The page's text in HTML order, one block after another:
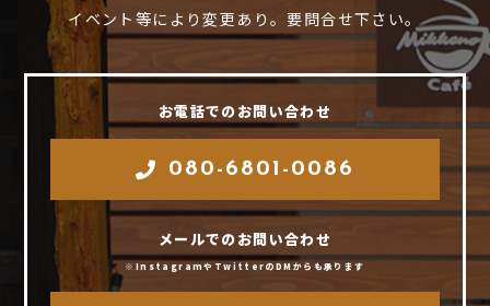
イベント等により変更あり。要問合せ下さい。
お電話でのお問い合わせ
080-6801-0086
メールでのお問い合わせ
※InstagramやTwitterのDMからも承ります